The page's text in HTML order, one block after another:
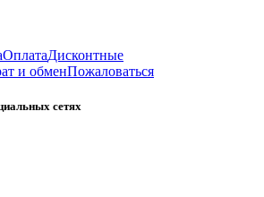
ОплатаДисконтные
и обменПожаловаться
сетях